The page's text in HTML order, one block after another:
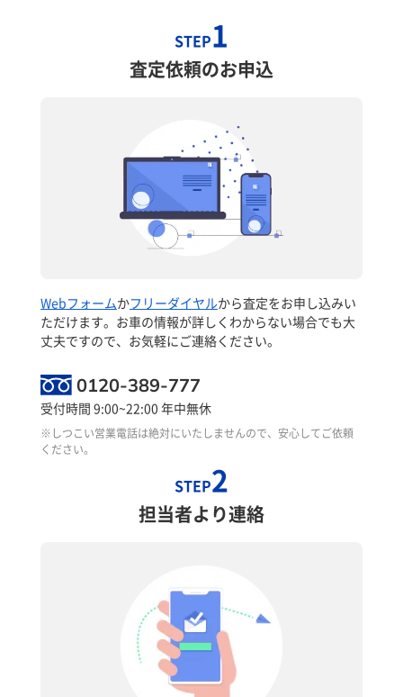
STEP1
査定依頼のお申込
Webフォームかフリーダイヤルから査定をお申し込みい
ただけます。お車の情報が詳しくわからない場合でも大
丈夫ですので、お気軽にご連絡ください。
0120-389-777
受付時間 9:00~22:00 年中無休
※しつこい営業電話は絶対にいたしませんので、安心してご依頼
ください。
STEP2
担当者より連絡